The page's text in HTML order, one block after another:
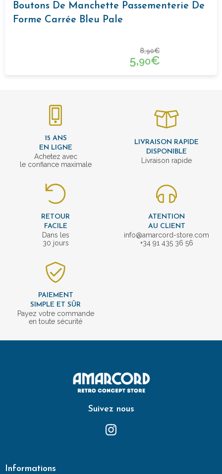
Boutons De Manchette Passementerie De
Forme Carrée Bleu Pale
8,90€
5,90€
15 ANS
EN LIGNE
Achetez avec
le confiance maximale
LIVRAISON RAPIDE
DISPONIBLE
Livraison rapide
RETOUR
FACILE
Dans les
30 jours
ATENTION
AU CLIENT
info@amarcord-store.com
+34 91 435 36 56
PAIEMENT
SIMPLE ET SÛR
Payez votre commande
en toute sécurité
Suivez nous
Informations